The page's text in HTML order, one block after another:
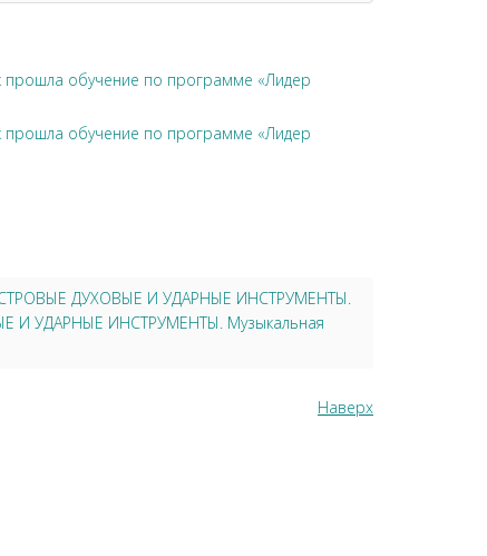
прошла обучение по программе «Лидер
прошла обучение по программе «Лидер
ДУХОВЫЕ И УДАРНЫЕ ИНСТРУМЕНТЫ.
И УДАРНЫЕ ИНСТРУМЕНТЫ. Музыкальная
Наверх